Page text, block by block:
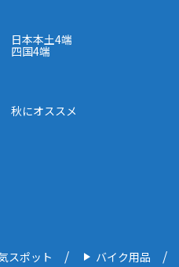
日本本土4端
四国4端
秋にオススメ
スポット バイク用品